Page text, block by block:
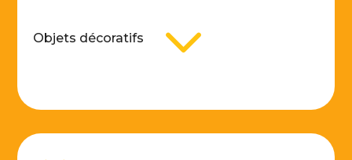
Objets décoratifs 3